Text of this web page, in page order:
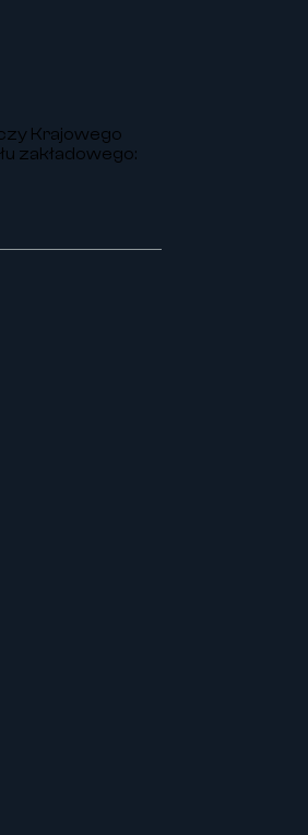
Krajowego
zakładowego: